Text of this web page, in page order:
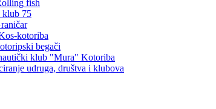
fish
75
kotoriba
begači
klub "Mura" Kotoriba
udruga, društva i klubova